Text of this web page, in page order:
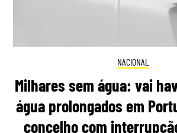
NACIONAL
Milhares sem água: vai
água prolongados em
concelho com